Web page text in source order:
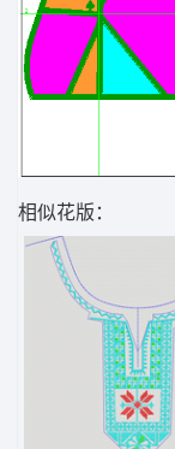
相似花版：